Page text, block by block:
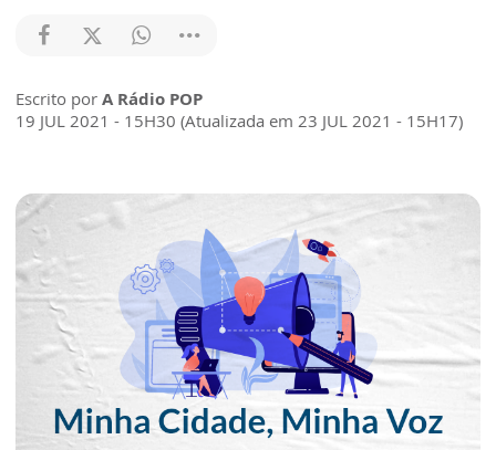
Escrito por A Rádio POP
19 JUL 2021 - 15H30 (Atualizada em 23 JUL 2021 - 15H17)